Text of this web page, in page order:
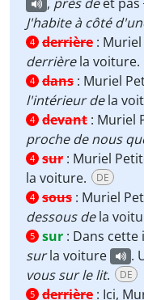
J'habite à côté
4 derrière :
derrièrela voiture.
4 dans : Muriel
l'intérieur dela
4 devant : Muriel
proche de nous
4 sur : Muriel
la voiture.
DE
4 sous : Muriel
dessous dela
5 sur : Dans cette
surla voiture .
vous sur le lit. DE
5 derrière : Ici,